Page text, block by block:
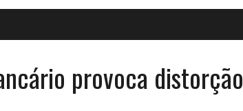
provoca distorção